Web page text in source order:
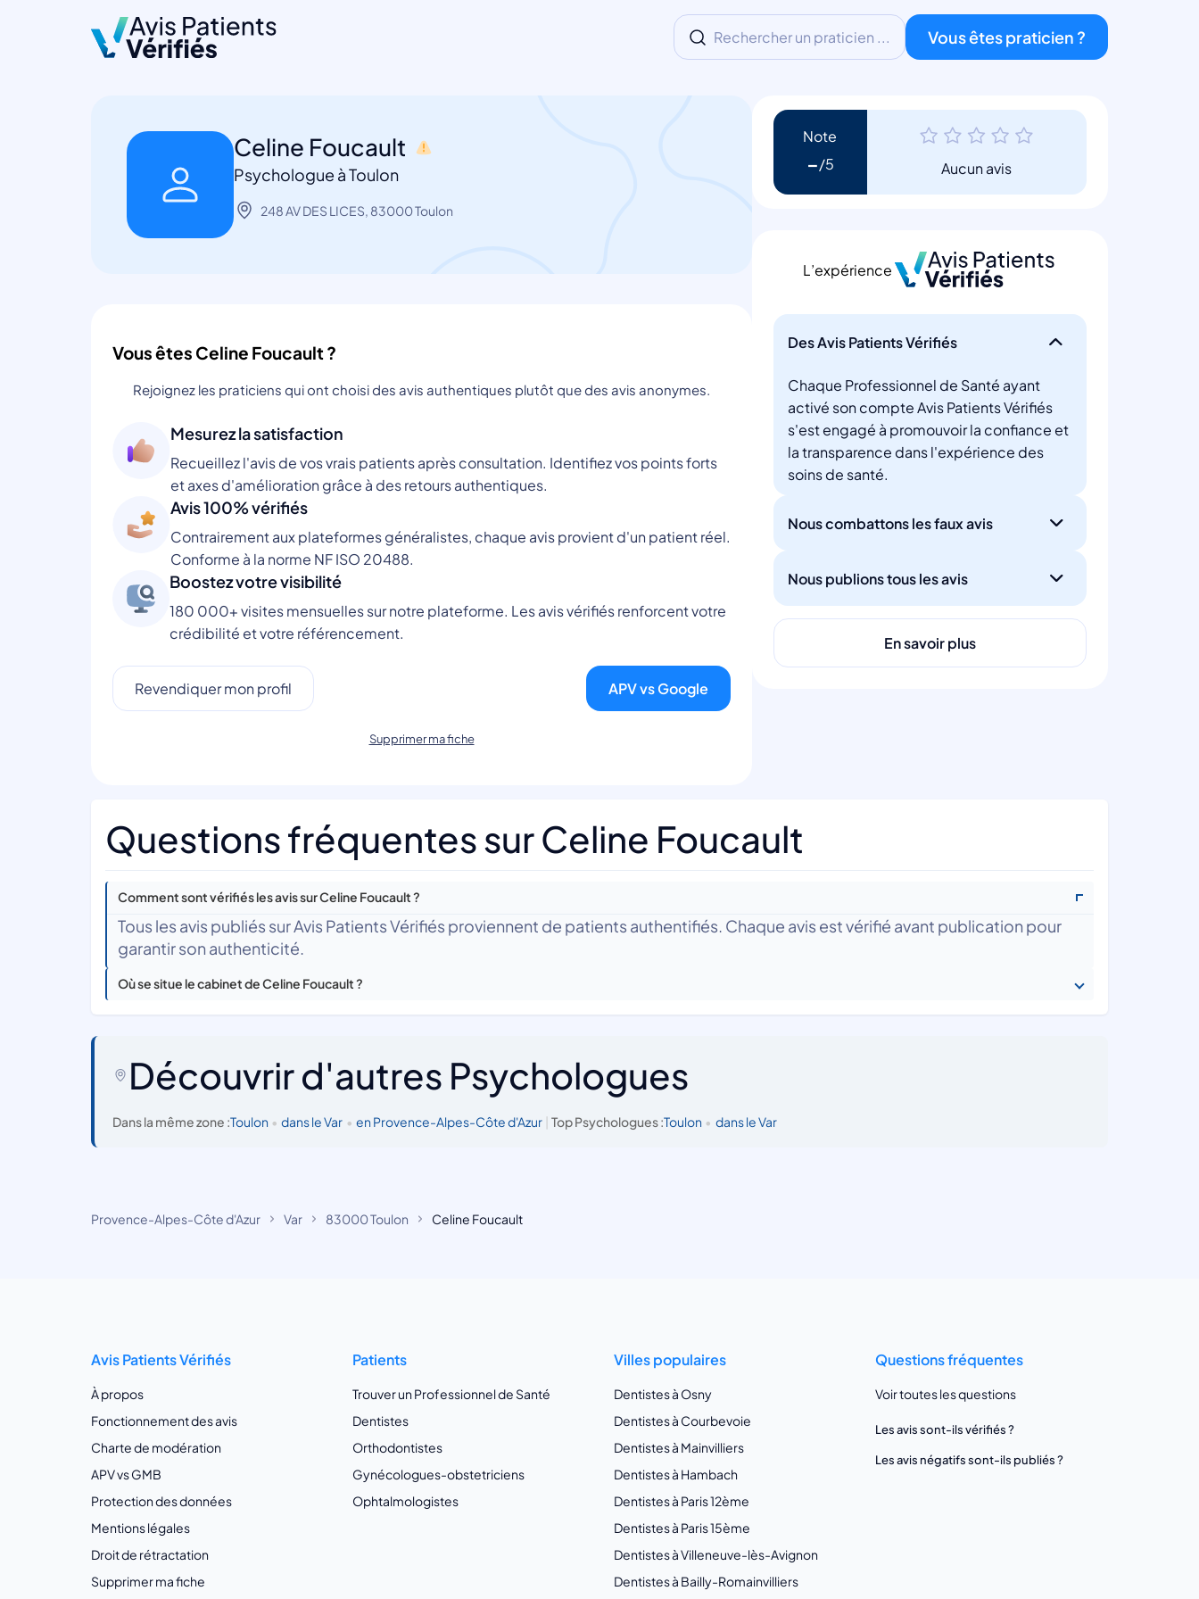
Rechercher un praticien ... Vous êtes praticien ?
Celine Foucault
Psychologue à Toulon
248 AV DES LICES, 83000 Toulon
Vous êtes Celine Foucault ?
Rejoignez les praticiens qui ont choisi des avis authentiques plutôt que des avis anonymes.
Mesurez la satisfaction
Recueillez l'avis de vos vrais patients après consultation. Identifiez vos points forts
et axes d'amélioration grâce à des retours authentiques.
Avis 100% vérifiés
Contrairement aux plateformes généralistes, chaque avis provient d'un patient réel.
Conforme à la norme NF ISO 20488.
Boostez votre visibilité
180 000+ visites mensuelles sur notre plateforme. Les avis vérifiés renforcent votre
crédibilité et votre référencement.
Revendiquer mon profil APV vs Google
Supprimer ma fiche
Note
- Aucun avis
L’expérience
Des Avis Patients Vérifiés
Chaque Professionnel de Santé ayant
activé son compte Avis Patients Vérifiés
s'est engagé à promouvoir la confiance et
la transparence dans l'expérience des
soins de santé.
Nous combattons les faux avis
Nous publions tous les avis
En savoir plus
Questions fréquentes sur Celine Foucault
Comment sont vérifiés les avis sur Celine Foucault ?
Tous les avis publiés sur Avis Patients Vérifiés proviennent de patients authentifiés. Chaque avis est vérifié avant publication pour
garantir son authenticité.
Où se situe le cabinet de Celine Foucault ?
Découvrir d'autres Psychologues
Dans la même zone :Toulon • dans le Var • en Provence-Alpes-Côte d'Azur | Top Psychologues :Toulon • dans le Var
Provence-Alpes-Côte d'Azur Var 83000 Toulon Celine Foucault
Avis Patients Vérifiés
À propos
Fonctionnement des avis
Charte de modération
APV vs GMB
Protection des données
Mentions légales
Droit de rétractation
Supprimer ma fiche
Patients
Trouver un Professionnel de Santé
Dentistes
Orthodontistes
Gynécologues-obstetriciens
Ophtalmologistes
Villes populaires
Dentistes à Osny
Dentistes à Courbevoie
Dentistes à Mainvilliers
Dentistes à Hambach
Dentistes à Paris 12ème
Dentistes à Paris 15ème
Dentistes à Villeneuve-lès-Avignon
Dentistes à Bailly-Romainvilliers
Questions fréquentes
Voir toutes les questions
Les avis sont-ils vérifiés ?
Les avis négatifs sont-ils publiés ?